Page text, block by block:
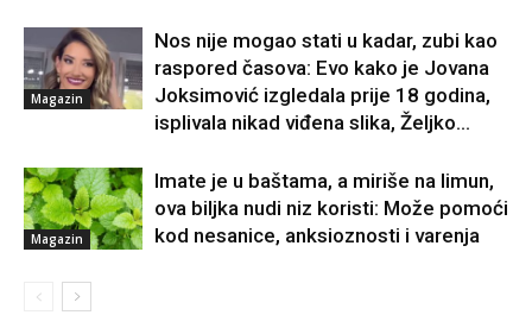
Magazin
Nos nije mogao stati u kadar, zubi kao
raspored časova: Evo kako je Jovana
Joksimović izgledala prije 18 godina,
isplivala nikad viđena slika, Željko...
Magazin
Imate je u baštama, a miriše na limun,
ova biljka nudi niz koristi: Može pomoći
kod nesanice, anksioznosti i varenja